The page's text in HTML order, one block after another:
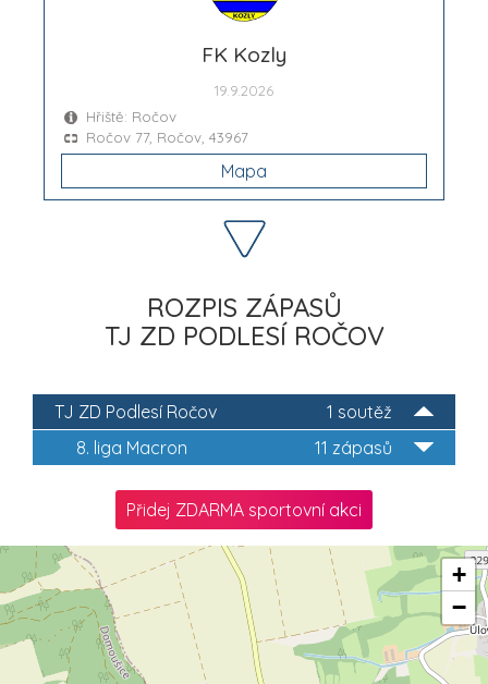
FK Kozly
19.9.2026
Hřiště: Ročov
Ročov 77, Ročov, 43967
Mapa
ROZPIS ZÁPASŮ
TJ ZD PODLESÍ ROČOV
1 soutěž
TJ ZD Podlesí Ročov
11 zápasů
8. liga Macron
Přidej ZDARMA sportovní akci
+
−